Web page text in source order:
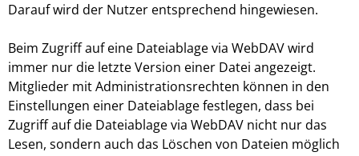
Darauf wird der Nutzer entsprechend hingewiesen.
Beim Zugriff auf eine Dateiablage via WebDAV wird
immer nur die letzte Version einer Datei angezeigt.
Mitglieder mit Administrationsrechten können in den
Einstellungen einer Dateiablage festlegen, dass bei
Zugriff auf die Dateiablage via WebDAV nicht nur das
Lesen, sondern auch das Löschen von Dateien möglich